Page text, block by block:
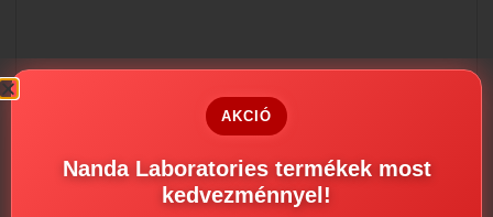
AKCIÓ
Nanda Laboratories termékek most
kedvezménnyel!